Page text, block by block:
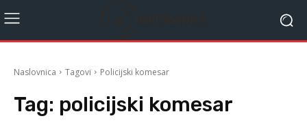
Naslovnica Tagovi Policijski komesar
Tag: policijski komesar